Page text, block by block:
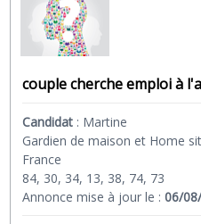
couple cherche emploi à
Candidat : Martine
Gardien de maison et Home
France
84, 30, 34, 13, 38, 74, 73
Annonce mise à jour le :06/